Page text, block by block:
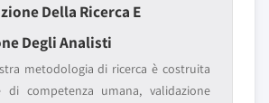
Della Ricerca E
Degli Analisti
metodologia di ricerca è costruita
competenza umana, validazione